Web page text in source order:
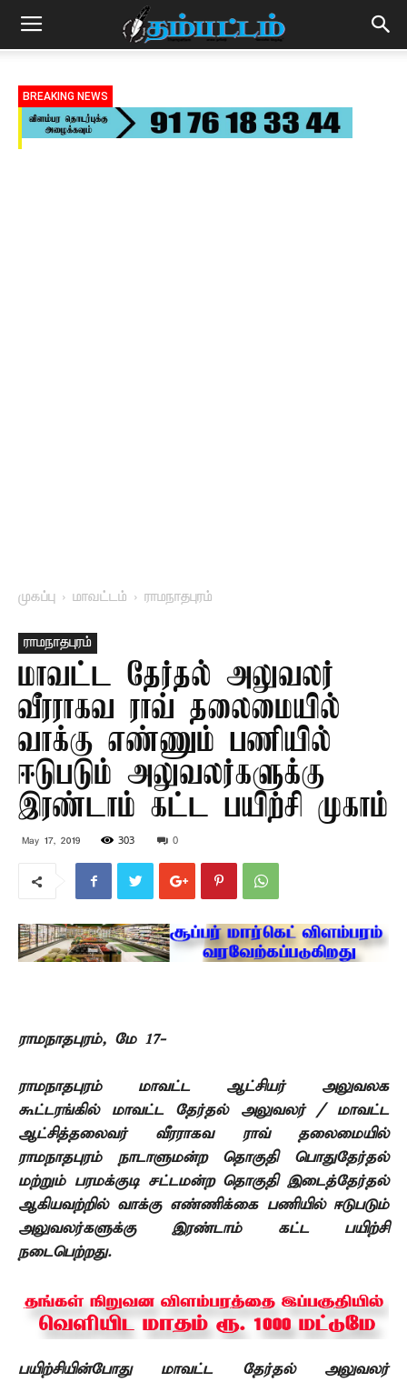
BREAKING NEWS
முகப்பு மாவட்டம் ராமநாதபுரம்
ராமநாதபுரம்
மாவட்ட தேர்தல் அலுவலர்
வீரராகவ ராவ் தலைமையில்
வாக்கு எண்ணும் பணியில்
ஈடுபடும் அலுவலர்களுக்கு
இரண்டாம் கட்ட பயிற்சி முகாம்
May 17, 2019 303 0
ராமநாதபுரம், மே 17-
ராமநாதபுரம் மாவட்ட ஆட்சியர் அலுவலக
கூட்டரங்கில் மாவட்ட தேர்தல் அலுவலர் / மாவட்ட
ஆட்சித்தலைவர் வீரராகவ ராவ் தலைமையில்
ராமநாதபுரம் நாடாளுமன்ற தொகுதி பொதுதேர்தல்
மற்றும் பரமக்குடி சட்டமன்ற தொகுதி இடைத்தேர்தல்
ஆகியவற்றில் வாக்கு எண்ணிக்கை பணியில் ஈடுபடும்
அலுவலர்களுக்கு இரண்டாம் கட்ட பயிற்சி
நடைபெற்றது.
பயிற்சியின்போது மாவட்ட தேர்தல் அலுவலர்